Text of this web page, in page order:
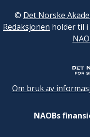
© Det Norske
Redaksjonen holder til i
Om bruk av
NAOBs